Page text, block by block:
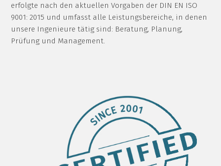
erfolgte nach den aktuellen Vorgaben der DIN EN ISO
9001: 2015 und umfasst alle Leistungsbereiche, in denen
unsere Ingenieure tätig sind: Beratung, Planung,
Prüfung und Management.